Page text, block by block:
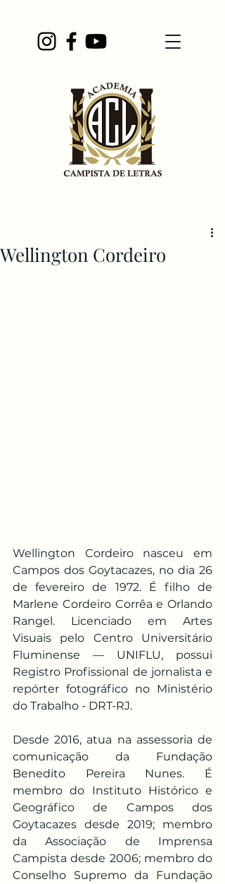
Wellington Cordeiro
Wellington Cordeiro nasceu em
Campos dos Goytacazes, no dia 26
de fevereiro de 1972. É filho de
Marlene Cordeiro Corrêa e Orlando
Rangel. Licenciado em Artes
Visuais pelo Centro Universitário
Fluminense — UNIFLU, possui
Registro Profissional de jornalista e
repórter fotográfico no Ministério
do Trabalho - DRT-RJ.
Desde 2016, atua na assessoria de
comunicação da Fundação
Benedito Pereira Nunes. É
membro do Instituto Histórico e
Geográfico de Campos dos
Goytacazes desde 2019; membro
da Associação de Imprensa
Campista desde 2006; membro do
Conselho Supremo da Fundação